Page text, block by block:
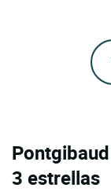
3 estrellas